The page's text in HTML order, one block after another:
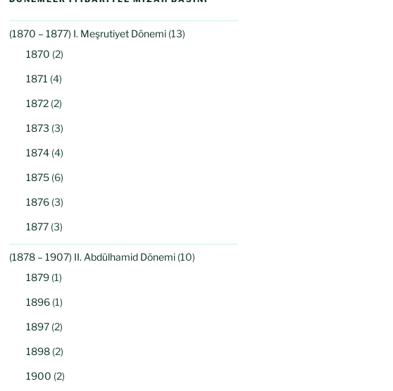
(1870 – 1877) I. Meşrutiyet Dönemi(13)
1870 (2)
1871 (4)
1872(2)
1873 (3)
1874(4)
1875(6)
1876(3)
1877(3)
(1878 – 1907) II. Abdülhamid Dönemi(10)
1879(1)
1896(1)
1897(2)
1898(2)
1900 (2)